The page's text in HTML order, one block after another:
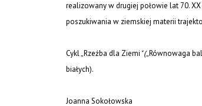
realizowany w drugiej połowie lat 70.
poszukiwania w ziemskiej materii
Cykl „Rzeźba dla Ziemi " („Równowaga
białych).
Joanna Sokołowska